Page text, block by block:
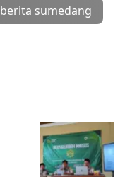
berita sumedang